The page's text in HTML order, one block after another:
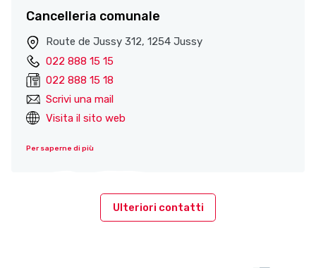
Cancelleria comunale
Route de Jussy 312, 1254 Jussy
022 888 15 15
022 888 15 18
Scrivi una mail
Visita il sito web
Per saperne di più
Ulteriori contatti